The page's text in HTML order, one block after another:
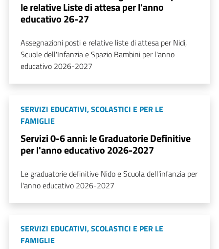
le relative Liste di attesa per l'anno
educativo 26-27
Assegnazioni posti e relative liste di attesa per Nidi,
Scuole dell'Infanzia e Spazio Bambini per l'anno
educativo 2026-2027
SERVIZI EDUCATIVI, SCOLASTICI E PER LE
FAMIGLIE
Servizi 0-6 anni: le Graduatorie Definitive
per l'anno educativo 2026-2027
Le graduatorie definitive Nido e Scuola dell'infanzia per
l'anno educativo 2026-2027
SERVIZI EDUCATIVI, SCOLASTICI E PER LE
FAMIGLIE